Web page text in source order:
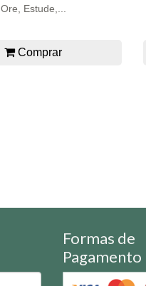
Ore, Estude,...
Comprar
Formas de
Pagamento